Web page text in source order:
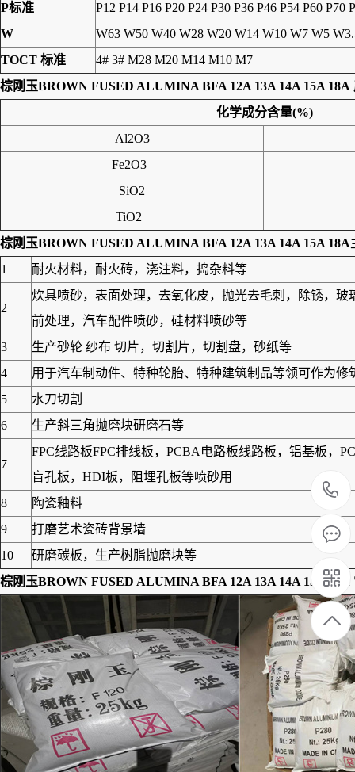
P标准
P12 P14 P16 P20 P24 P30 P36 P46 P54 P60 P70
W
W63 W50 W40 W28 W20 W14 W10 W7 W5
TOCT 标准
4# 3# M28 M20 M14 M10 M7
棕刚玉BROWN FUSED ALUMINA BFA 12A 13A 14A 15A 18A
化学成分含量(%)
Al2O3
Fe2O3
SiO2
TiO2
棕刚玉BROWN FUSED ALUMINA BFA 12A 13A 14A 15A 18A
1
耐火材料，耐火砖，浇注料，捣杂料等
2
炊具喷砂，表面处理，去氧化皮，抛光去毛刺，除锈，
前处理，汽车配件喷砂，硅材料喷砂等
3
生产砂轮 纱布 切片，切割片，切割盘，砂纸等
4
用于汽车制动件、特种轮胎、特种建筑制品等领可作为
5
水刀切割
6
生产斜三角抛磨块研磨石等
7
FPC线路板FPC排线板，PCBA电路板线路板，铝基板，
盲孔板，HDI板，阻埋孔板等喷砂用
8
陶瓷釉料
9
打磨艺术瓷砖背景墙
10
研磨碳板，生产树脂抛磨块等
棕刚玉BROWN FUSED ALUMINA BFA 12A 13A 14A 15A 18A